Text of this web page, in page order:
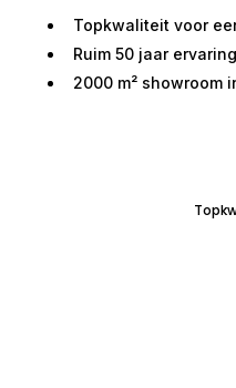
Topkwaliteit voor
Ruim 50 jaar ervaring
2000 m² showroom